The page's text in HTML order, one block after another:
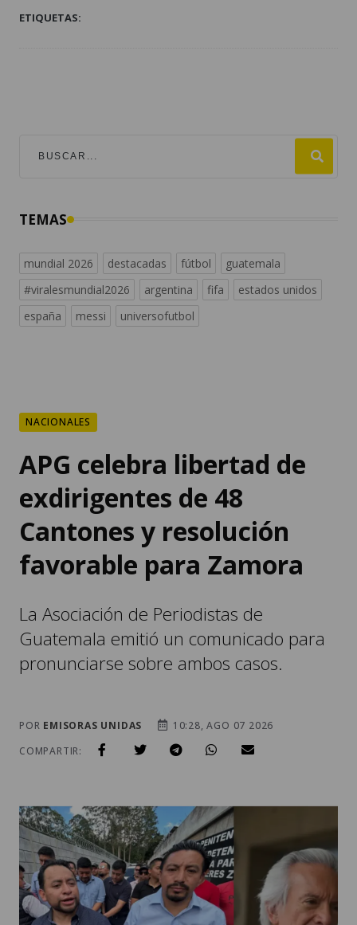
ETIQUETAS:
TEMAS
mundial 2026 destacadas fútbol
guatemala
#viralesmundial2026
argentina fifa
estados unidos
españa
messi universofutbol
NACIONALES
APG celebra libertad de
exdirigentes de 48
Cantones y resolución
favorable para Zamora
La Asociación de Periodistas de
Guatemala emitió un comunicado para
pronunciarse sobre ambos casos.
POR EMISORAS UNIDAS
10:28, AGO 07 2026
COMPARTIR: